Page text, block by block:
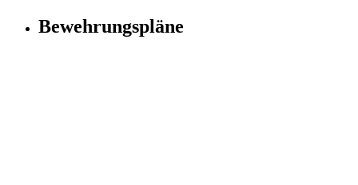
Bewehrungspläne